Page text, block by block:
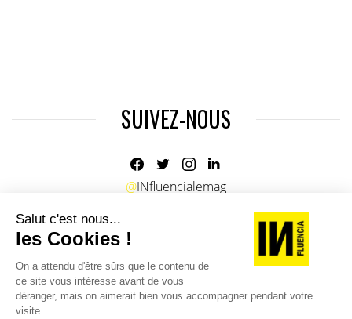
SUIVEZ-NOUS
@INfluencialemag